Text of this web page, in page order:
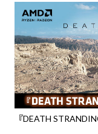
『DEATH